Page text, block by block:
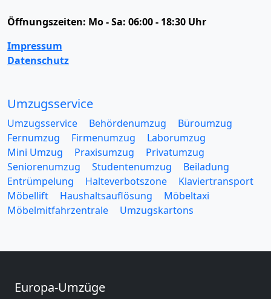
Öffnungszeiten: Mo - Sa: 06:00 - 18:30 Uhr
Impressum
Datenschutz
Umzugsservice
Umzugsservice Behördenumzug
Büroumzug
Fernumzug
Firmenumzug
Laborumzug
Mini Umzug
Praxisumzug
Privatumzug
Seniorenumzug
Studentenumzug
Beiladung
Entrümpelung
Halteverbotszone
Klaviertransport
Möbellift
Haushaltsauflösung
Möbeltaxi
Möbelmitfahrzentrale
Umzugskartons
Europa-Umzüge